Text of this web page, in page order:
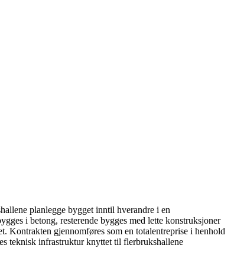
planlegge bygget inntil hverandre i en
i betong, resterende bygges med lette konstruksjoner
Kontrakten gjennomføres som en totalentreprise i henhold
teknisk infrastruktur knyttet til flerbrukshallene